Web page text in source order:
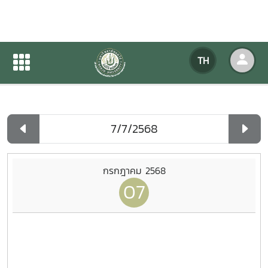
TH
ปฏิทินกิจกรรมของหน่วยงาน
ปฏิทินกิจกรรมของหน่วยงาน
กรกฎาคม 2568
07